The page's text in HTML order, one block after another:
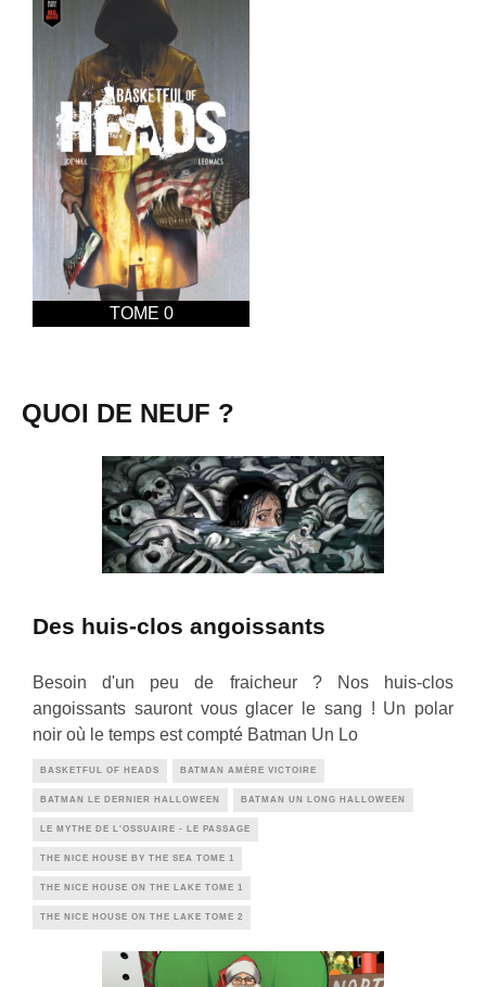
TOME 0
QUOI DE NEUF ?
Des huis-clos angoissants
Besoin d'un peu de fraicheur ? Nos huis-clos
angoissants sauront vous glacer le sang ! Un polar
noir où le temps est compté Batman Un Lo
BASKETFUL OF HEADS BATMAN AMÈRE VICTOIRE
BATMAN LE DERNIER HALLOWEEN BATMAN UN LONG HALLOWEEN
LE MYTHE DE L'OSSUAIRE - LE PASSAGE
THE NICE HOUSE BY THE SEA TOME 1
THE NICE HOUSE ON THE LAKE TOME 1
THE NICE HOUSE ON THE LAKE TOME 2